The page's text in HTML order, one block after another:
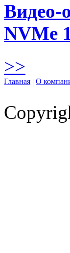
Видео-
NVMe
>>
Главная | О